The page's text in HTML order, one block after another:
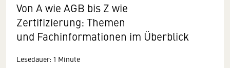
Von A wie AGB bis Z wie
Zertifizierung: Themen
und Fachinformationen im Überblick
Lesedauer: 1 Minute